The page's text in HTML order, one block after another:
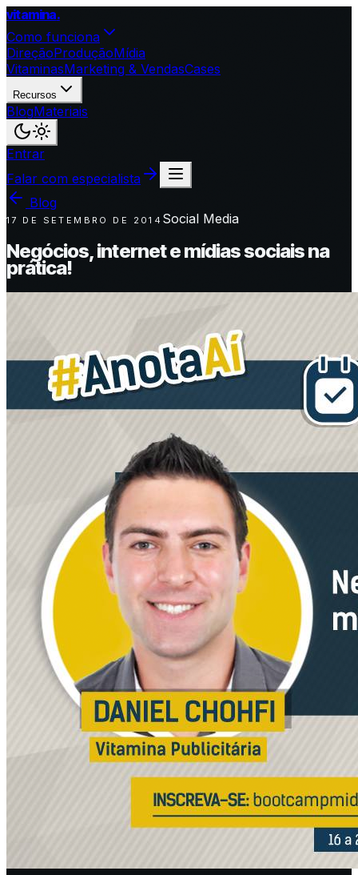
vitamina.
Como funciona
DireçãoProduçãoMídia
VitaminasMarketing & VendasCases
Recursos
BlogMateriais
Entrar
Falar com especialista
Blog
17 DE SETEMBRO DE 2014 Social Media
Negócios, internet e mídias sociais na
prática!